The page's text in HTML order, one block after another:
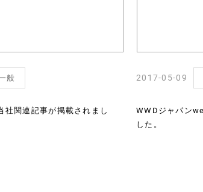
般
社関連記事が掲載されまし
2017-05-09
WWDジャパン
した。